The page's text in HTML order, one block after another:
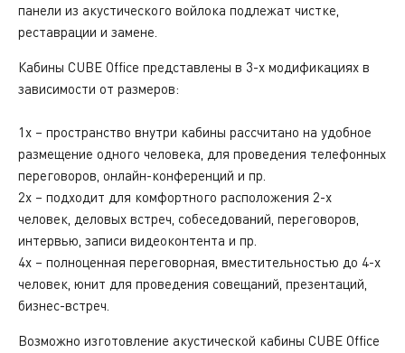
панели из акустического войлока подлежат чистке,
реставрации и замене.
Кабины CUBE Office представлены в 3-х модификациях в
зависимости от размеров:
1x – пространство внутри кабины рассчитано на удобное
размещение одного человека, для проведения телефонных
переговоров, онлайн-конференций и пр.
2x – подходит для комфортного расположения 2-х
человек, деловых встреч, собеседований, переговоров,
интервью, записи видеоконтента и пр.
4x – полноценная переговорная, вместительностью до 4-х
человек, юнит для проведения совещаний, презентаций,
бизнес-встреч.
Возможно изготовление акустической кабины CUBE Office